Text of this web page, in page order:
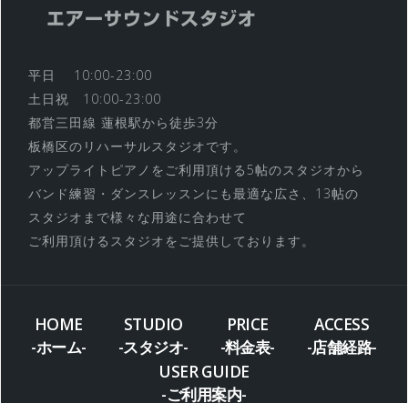
エアーサウンドスタジオ
平日 10:00-23:00
土日祝 10:00-23:00
都営三田線 蓮根駅から徒歩3分
板橋区のリハーサルスタジオです。
アップライトピアノをご利用頂ける5帖のスタジオから
バンド練習・ダンスレッスンにも最適な広さ、13帖の
スタジオまで様々な用途に合わせて
ご利用頂けるスタジオをご提供しております。
HOME
-ホーム-
STUDIO
-スタジオ-
PRICE
-料金表-
ACCESS
-店舗経路-
USER GUIDE
-ご利用案内-